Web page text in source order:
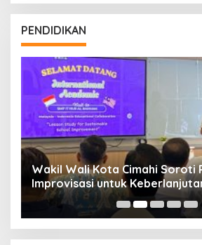
PENDIDIKAN
Wakil Wali Kota Cimahi Soroti
Improvisasi untuk
Pendidikan